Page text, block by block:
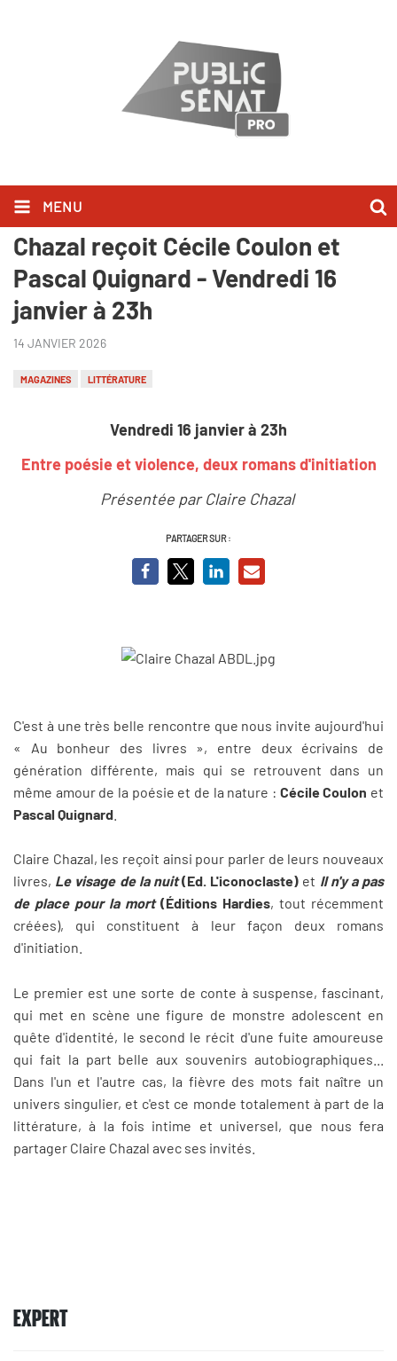
MENU
Au bonheur des livres - Claire
Chazal reçoit Cécile Coulon et
Pascal Quignard - Vendredi 16
janvier à 23h
14 JANVIER 2026
MAGAZINES LITTÉRATURE
Vendredi 16 janvier à 23h
Entre poésie et violence, deux romans d'initiation
Présentée par Claire Chazal
PARTAGER SUR :
C'est à une très belle rencontre que nous invite aujourd'hui
« Au bonheur des livres », entre deux écrivains de
génération différente, mais qui se retrouvent dans un
même amour de la poésie et de la nature : Cécile Coulon et
Pascal Quignard
Claire Chazal, les reçoit ainsi pour parler de leurs nouveaux
livres, Le visage de la nuit(Ed. L'iconoclaste) et Il n'y a pas
de place pour la mort(Éditions Hardies, tout récemment
créées), qui constituent à leur façon deux romans
d'initiation.
Le premier est une sorte de conte à suspense, fascinant,
qui met en scène une figure de monstre adolescent en
quête d'identité, le second le récit d'une fuite amoureuse
qui fait la part belle aux souvenirs autobiographiques...
Dans l'un et l'autre cas, la fièvre des mots fait naître un
univers singulier, et c'est ce monde totalement à part de la
littérature, à la fois intime et universel, que nous fera
partager Claire Chazal avec ses invités.
EXPERT